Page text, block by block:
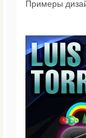
Примеры